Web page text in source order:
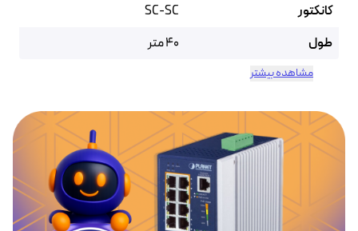
کانکتور
SC-SC
طول
40 متر
مشاهده بیشتر